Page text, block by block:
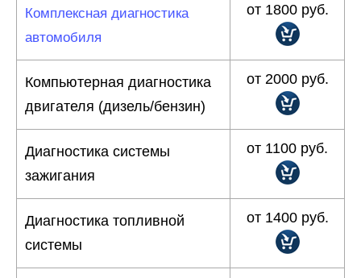
Комплексная диагностика
автомобиля
от 1800 руб.
Компьютерная диагностика
двигателя (дизель/бензин)
от 2000 руб.
Диагностика системы
зажигания
от 1100 руб.
Диагностика топливной
системы
от 1400 руб.